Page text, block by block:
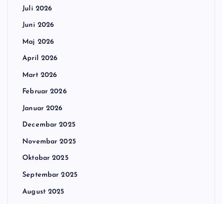
Juli 2026
Juni 2026
Maj 2026
April 2026
Mart 2026
Februar 2026
Januar 2026
Decembar 2025
Novembar 2025
Oktobar 2025
Septembar 2025
August 2025